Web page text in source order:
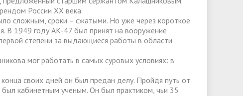
России XX века.
сложным, сроки – сжатыми. Но уже через короткое
В 1949 году АК-47 был принят на вооружение
степени за выдающиеся работы в области
мог работать в самых суровых условиях: в
своих дней он был предан делу. Пройдя путь от
кабинетным ученым. Он был практиком, чьи 35